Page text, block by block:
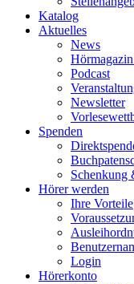
Katalog
Aktuelles
News
Podcast
Newsletter
Spenden
Schenkung
Hörer werden
Ihre Vorteile
Login
Hörerkonto